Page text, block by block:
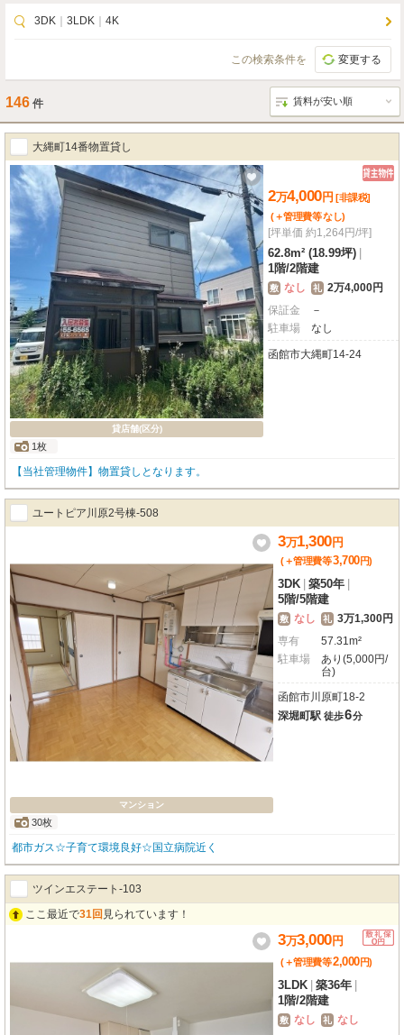
3DK 3LDK 4K
この検索条件を 変更する
146 件
大縄町14番物置貸し
貸店舗(区分)
1枚
2万4,000円 [非課税]
(＋管理費等なし)
[坪単価 約1,264円/坪]
62.8m² (18.99坪)
1階/2階建
敷 なし 礼 2万4,000円
保証金
－
駐車場
なし
函館市大縄町14-24
【当社管理物件】物置貸しとなります。
ユートピア川原2号棟-508
マンション
30枚
3万1,300円
(＋管理費等3,700円)
3DK 築50年
5階/5階建
敷 なし 礼 3万1,300円
専有
57.31m²
駐車場
あり(5,000円/
台)
函館市川原町18-2
深堀町駅 徒歩6分
都市ガス☆子育て環境良好☆国立病院近く
ツインエステート-103
ここ最近で31回 見られています！
3万3,000円
(＋管理費等2,000円)
3LDK 築36年
1階/2階建
敷 なし 礼 なし